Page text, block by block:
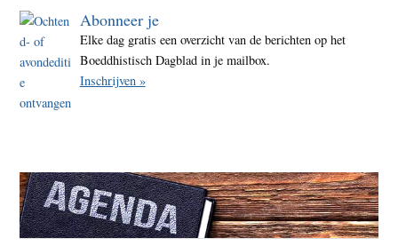
Abonneer je
Elke dag gratis een overzicht van de berichten op het
Boeddhistisch Dagblad in je mailbox.
Inschrijven »